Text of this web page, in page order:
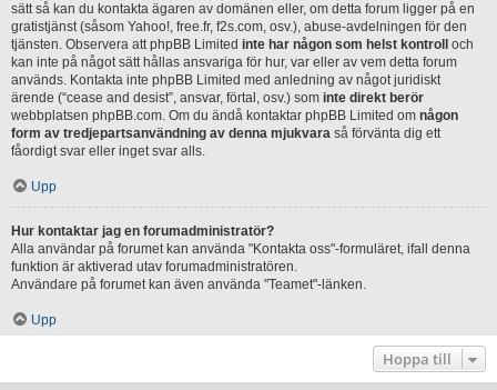
sätt så kan du kontakta ägaren av domänen eller, om detta forum ligger på en
gratistjänst (såsom Yahoo!, free.fr, f2s.com, osv.), abuse-avdelningen för den
tjänsten. Observera att phpBB Limited inte har någon som helst kontroll
och
kan inte på något sätt hållas ansvariga för hur, var eller av vem detta forum
används. Kontakta inte phpBB Limited med anledning av något juridiskt
ärende (“cease and desist”, ansvar, förtal, osv.) som inte direkt berör
webbplatsen phpBB.com. Om du ändå kontaktar phpBB Limited om någon
form av tredjepartsanvändning av denna mjukvara så förvänta dig ett
fåordigt svar eller inget svar alls.
Upp
Hur kontaktar jag en forumadministratör?
Alla användar på forumet kan använda "Kontakta oss"-formuläret, ifall denna
funktion är aktiverad utav forumadministratören.
Användare på forumet kan även använda "Teamet"-länken.
Upp
Hoppa till